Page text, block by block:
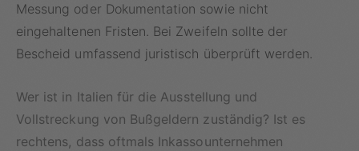
Messung oder Dokumentation sowie nicht
eingehaltenen Fristen. Bei Zweifeln sollte der
Bescheid umfassend juristisch überprüft werden.
Wer ist in Italien für die Ausstellung und
Vollstreckung von Bußgeldern zuständig? Ist es
rechtens, dass oftmals Inkassounternehmen